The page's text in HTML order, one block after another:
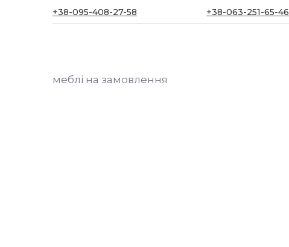
+38-095-408-27-58 +38-063-251-65-46
меблі на замовлення